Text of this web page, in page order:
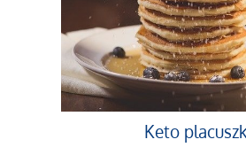
Keto